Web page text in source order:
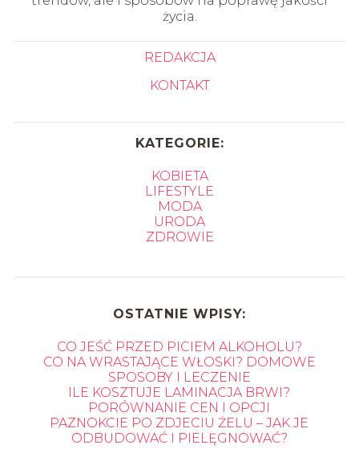
życia.
REDAKCJA
KONTAKT
KATEGORIE:
KOBIETA
LIFESTYLE
MODA
URODA
ZDROWIE
OSTATNIE WPISY:
CO JEŚĆ PRZED PICIEM ALKOHOLU?
CO NA WRASTAJĄCE WŁOSKI? DOMOWE
SPOSOBY I LECZENIE
ILE KOSZTUJE LAMINACJA BRWI?
PORÓWNANIE CEN I OPCJI
PAZNOKCIE PO ZDJECIU ŻELU – JAK JE
ODBUDOWAĆ I PIELĘGNOWAĆ?